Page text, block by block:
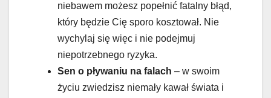
niebawem możesz popełnić fatalny błąd,
który będzie Cię sporo kosztował. Nie
wychylaj się więc i nie podejmuj
niepotrzebnego ryzyka.
Sen o pływaniu na falach – w swoim
życiu zwiedzisz niemały kawał świata i